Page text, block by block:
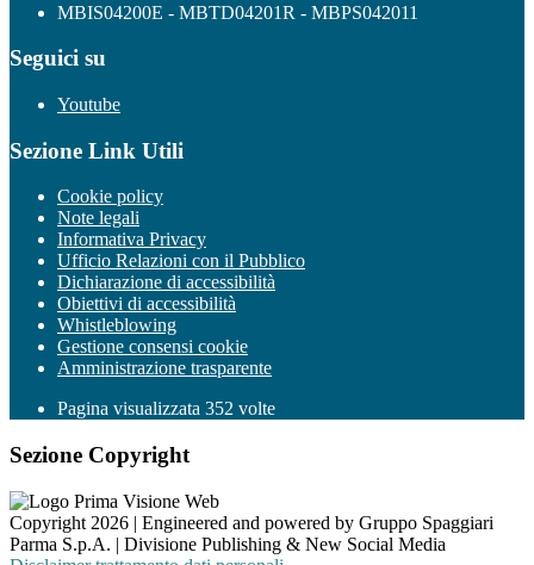
MBIS04200E - MBTD04201R - MBPS042011
Seguici su
Youtube
Sezione Link Utili
Cookie policy
Note legali
Informativa Privacy
Ufficio Relazioni con il Pubblico
Dichiarazione di accessibilità
Obiettivi di accessibilità
Whistleblowing
Gestione consensi cookie
Amministrazione trasparente
Pagina visualizzata 352 volte
Sezione Copyright
Copyright 2026 | Engineered and powered by Gruppo Spaggiari
Parma S.p.A. | Divisione Publishing & New Social Media